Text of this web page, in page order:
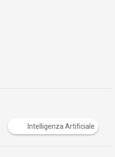
Intelligenza Artificiale